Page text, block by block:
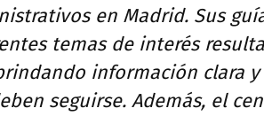
en Madrid. Sus
temas de interés
información clara
seguirse. Además, el